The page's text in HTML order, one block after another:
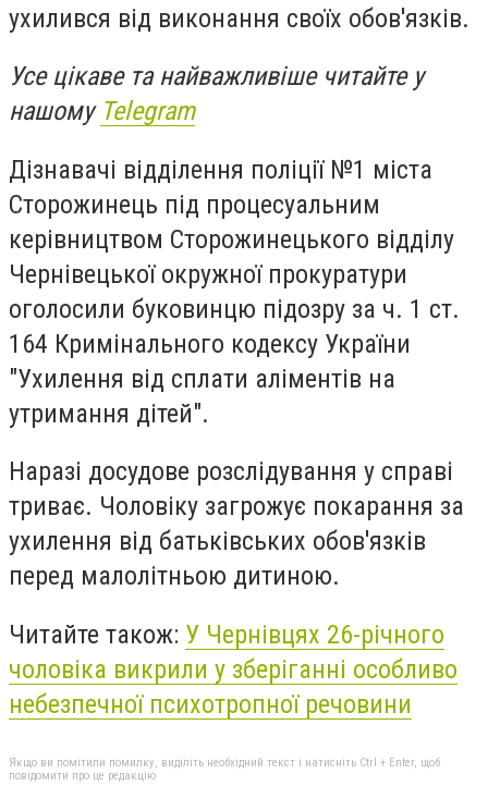
ухилився від виконання своїх обов'язків.
Усе цікаве та найважливіше читайте у
нашому Telegram
Дізнавачі відділення поліції №1 міста
Сторожинець під процесуальним
керівництвом Сторожинецького відділу
Чернівецької окружної прокуратури
оголосили буковинцю підозру за ч. 1 ст.
164 Кримінального кодексу України
"Ухилення від сплати аліментів на
утримання дітей".
Наразі досудове розслідування у справі
триває. Чоловіку загрожує покарання за
ухилення від батьківських обов'язків
перед малолітньою дитиною.
Читайте також: У Чернівцях 26-річного
чоловіка викрили у зберіганні особливо
небезпечної психотропної речовини
Якщо ви помітили помилку, виділіть необхідний текст і натисніть Ctrl + Enter, щоб
повідомити про це редакцію